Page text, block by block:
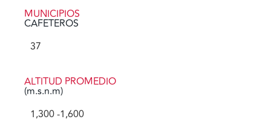
MUNICIPIOS
CAFETEROS
37
ALTITUD PROMEDIO
(m.s.n.m)
1,300 -1,600